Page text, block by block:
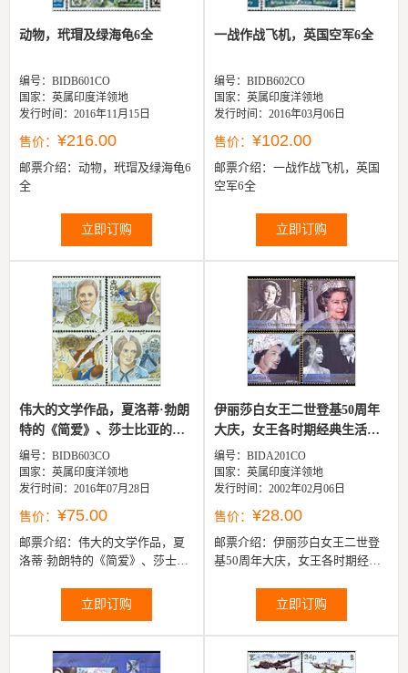
动物，玳瑁及绿海龟6全
编号：BIDB601CO
国家：英属印度洋领地
发行时间：2016年11月15日
售价： ¥216.00
邮票介绍： 动物，玳瑁及绿海龟6
全
立即订购
一战作战飞机，英国空军6全
编号：BIDB602CO
国家：英属印度洋领地
发行时间：2016年03月06日
售价： ¥102.00
邮票介绍： 一战作战飞机，英国
空军6全
立即订购
伟大的文学作品，夏洛蒂·勃朗
特的《简爱》、莎士比亚的
《罗...
编号：BIDB603CO
国家：英属印度洋领地
发行时间：2016年07月28日
售价： ¥75.00
邮票介绍： 伟大的文学作品，夏
洛蒂·勃朗特的《简爱》、莎士比
德·达尔的《了不起的狐狸先生》
立即订购
伊丽莎白女王二世登基50周年
大庆，女王各时期经典生活
照...
编号：BIDA201CO
国家：英属印度洋领地
发行时间：2002年02月06日
售价： ¥28.00
邮票介绍： 伊丽莎白女王二世登
基50周年大庆，女王各时期经典
立即订购